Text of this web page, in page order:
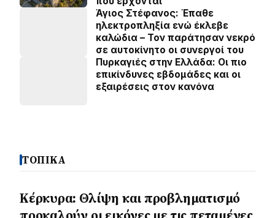
Άγιος Στέφανος: Έπαθε
ηλεκτροπληξία ενώ έκλεβε
καλώδια – Τον παράτησαν νεκρό
σε αυτοκίνητο οι συνεργοί του
Πυρκαγιές στην Ελλάδα: Οι πιο
επικίνδυνες εβδομάδες και οι
εξαιρέσεις στον κανόνα
ΤΟΠΙΚΑ
Κέρκυρα: Θλίψη και προβληματισμό